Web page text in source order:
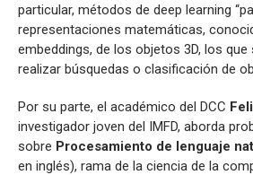
particular, métodos de deep learning
representaciones matemáticas,
embeddings, de los objetos 3D, los
realizar búsquedas o clasificación de
Por su parte, el académico del DCC
investigador joven del IMFD, aborda
sobre Procesamiento de lenguaje
en inglés), rama de la ciencia de la